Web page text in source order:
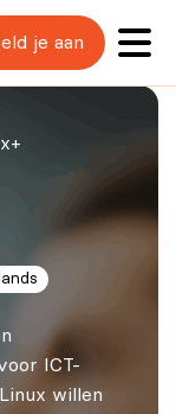
je aan
ICT-
willen